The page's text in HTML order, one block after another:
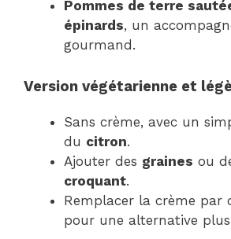
Pommes de terre
épinards, un
gourmand.
Version végétarienne et
Sans crème, avec un
du citron.
Ajouter des graines ou
croquant.
Remplacer la crème par
pour une alternative plus